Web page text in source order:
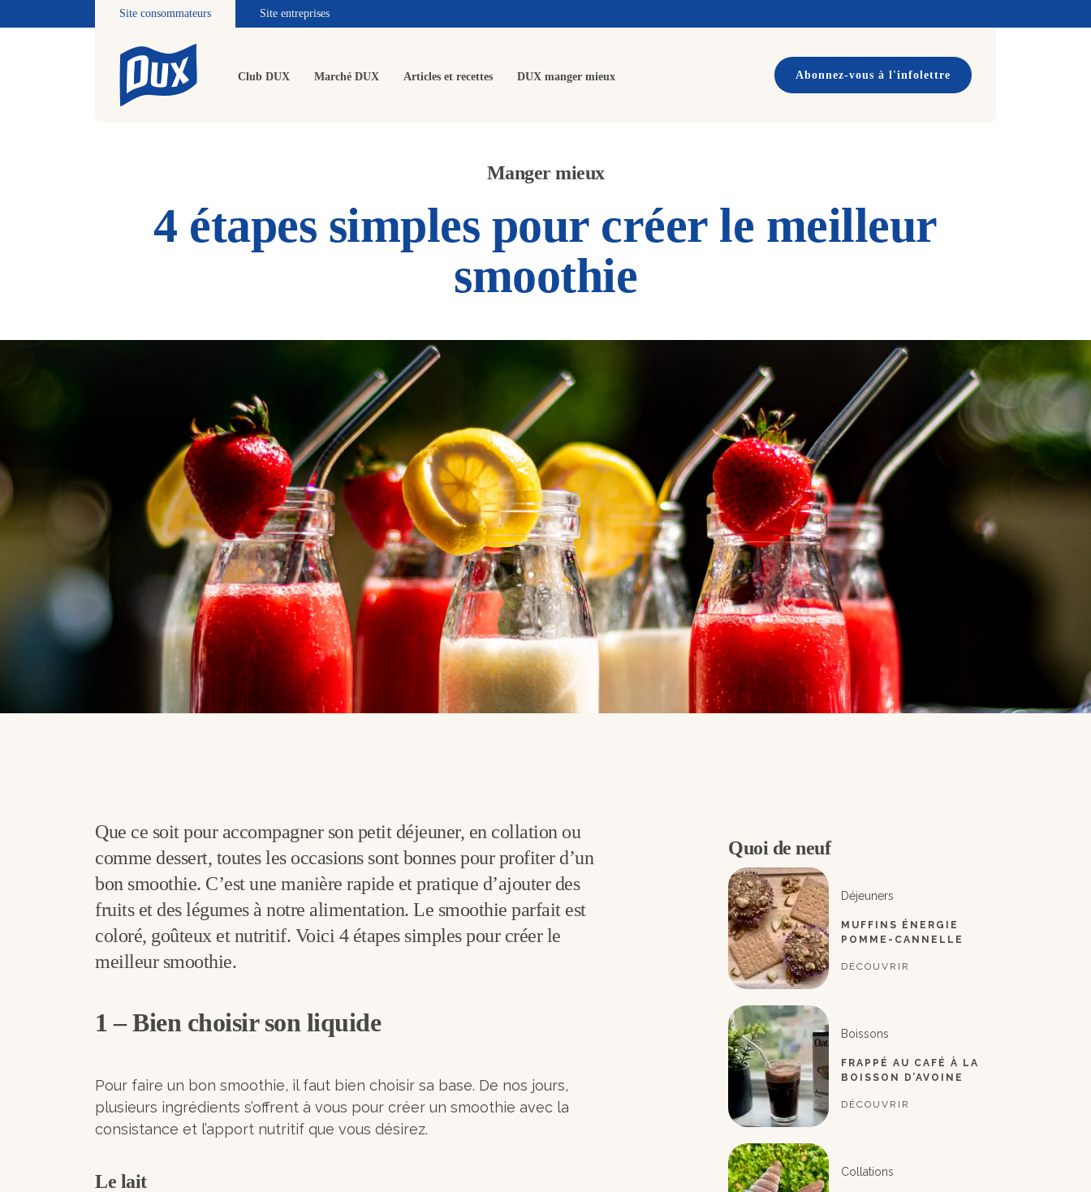
Site consommateurs Site entreprises
Club DUX Marché DUX Articles et recettes DUX manger mieux Abonnez-vous à l'infolettre
Manger mieux
4 étapes simples pour créer le meilleur
smoothie
Que ce soit pour accompagner son petit déjeuner, en collation ou
comme dessert, toutes les occasions sont bonnes pour profiter d’un
bon smoothie. C’est une manière rapide et pratique d’ajouter des
fruits et des légumes à notre alimentation. Le smoothie parfait est
coloré, goûteux et nutritif. Voici 4 étapes simples pour créer le
meilleur smoothie.
1 – Bien choisir son liquide
Pour faire un bon smoothie, il faut bien choisir sa base. De nos jours,
plusieurs ingrédients s’offrent à vous pour créer un smoothie avec la
consistance et l’apport nutritif que vous désirez.
Le lait
Quoi de neuf
Déjeuners
MUFFINS ÉNERGIE
POMME-CANNELLE
DÉCOUVRIR
Boissons
FRAPPÉ AU CAFÉ À LA
BOISSON D’AVOINE
DÉCOUVRIR
Collations